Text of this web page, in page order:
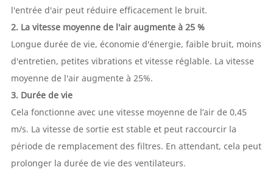
l'entrée d'air peut réduire efficacement le bruit.
2. La vitesse moyenne de l'air augmente à 25 %
Longue durée de vie, économie d'énergie, faible bruit, moins
d'entretien, petites vibrations et vitesse réglable. La vitesse
moyenne de l'air augmente à 25%.
3. Durée de vie
Cela fonctionne avec une vitesse moyenne de l’air de 0,45
m/s. La vitesse de sortie est stable et peut raccourcir la
période de remplacement des filtres. En attendant, cela peut
prolonger la durée de vie des ventilateurs.